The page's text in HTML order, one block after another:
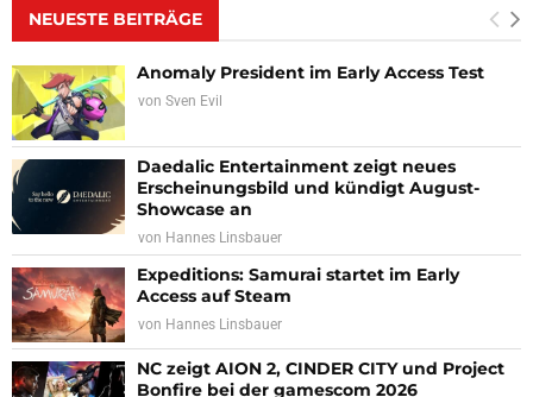
NEUESTE BEITRÄGE
Anomaly President im Early Access Test
von Sven Evil
Daedalic Entertainment zeigt neues
Erscheinungsbild und kündigt August-
Showcase an
von Hannes Linsbauer
Expeditions: Samurai startet im Early
Access auf Steam
von Hannes Linsbauer
NC zeigt AION 2, CINDER CITY und Project
Bonfire bei der gamescom 2026